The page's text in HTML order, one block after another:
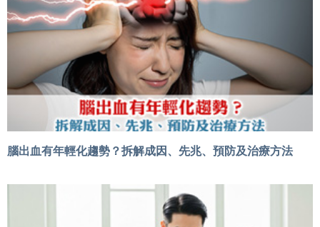
腦出血有年輕化趨勢？拆解成因、先兆、預防及治療方法